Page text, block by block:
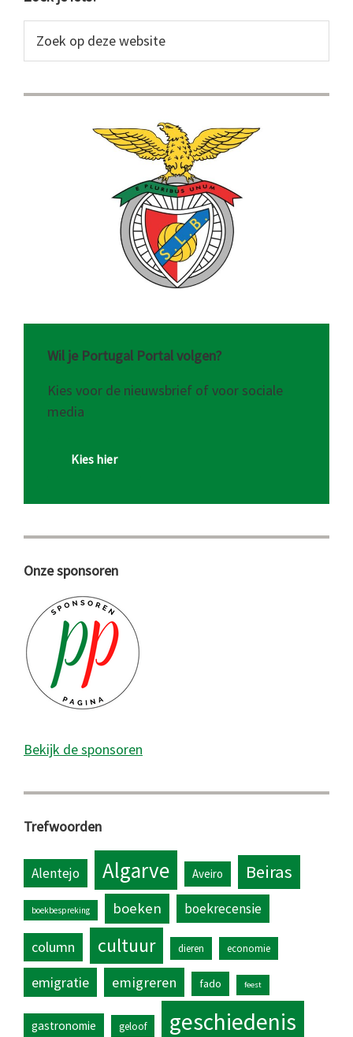
Sidebar
op
website
Wil je Portugal Portal volgen?
Kies voor de nieuwsbrief of voor sociale
media
Kies hier
Onze sponsoren
Bekijk de sponsoren
Trefwoorden
Alentejo Algarve Aveiro Beiras
boekbespreking boeken boekrecensie
column cultuur dieren economie
emigratie emigreren fado feest
gastronomie geloof geschiedenis